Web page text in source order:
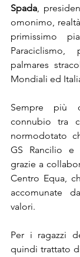
Spada,
omonimo,
primissimo
palmares
Mondiali ed
Sempre più
connubio tra
normodotato
GS Rancilio
grazie a
Centro Equa,
accomunate
valori.
Per i ragazzi
quindi trattato